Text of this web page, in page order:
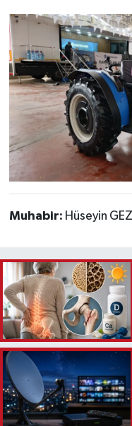
Muhabir: Hüseyin